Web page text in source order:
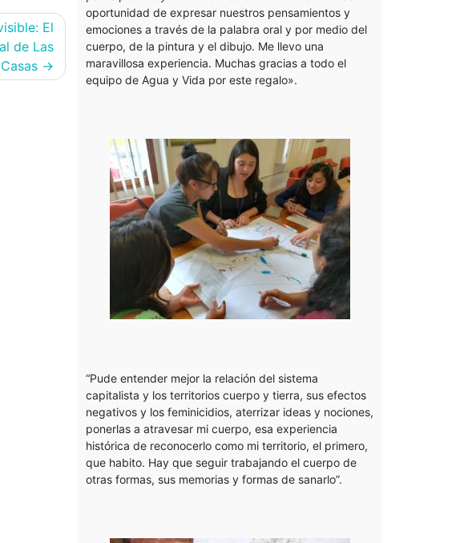
El
de Las
Casas
oportunidad de expresar nuestros pensamientos y
emociones a través de la palabra oral y por medio del
cuerpo, de la pintura y el dibujo. Me llevo una
maravillosa experiencia. Muchas gracias a todo el
equipo de Agua y Vida por este regalo».
“Pude entender mejor la relación del sistema
capitalista y los territorios cuerpo y tierra, sus efectos
negativos y los feminicidios, aterrizar ideas y nociones,
ponerlas a atravesar mi cuerpo, esa experiencia
histórica de reconocerlo como mi territorio, el primero,
que habito. Hay que seguir trabajando el cuerpo de
otras formas, sus memorias y formas de sanarlo”.